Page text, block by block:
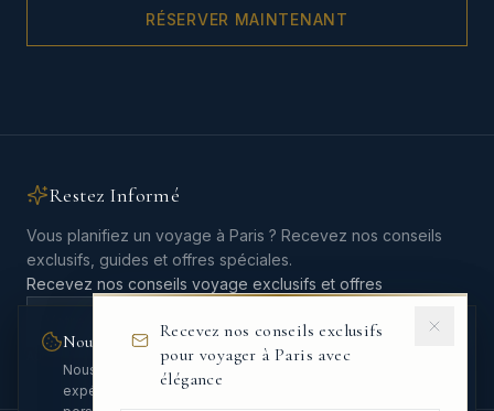
RÉSERVER MAINTENANT
Restez Informé
Vous planifiez un voyage à Paris ? Recevez nos conseils
exclusifs, guides et offres spéciales.
Recevez nos conseils voyage exclusifs et offres
Aucun spam. Désinscription en un clic.
Nous respectons votre vie privée
Nous utilisons des cookies pour améliorer votre
expérience et analyser le trafic. Vous pouvez
Recevez nos conseils exclusifs
pour voyager à Paris avec
élégance